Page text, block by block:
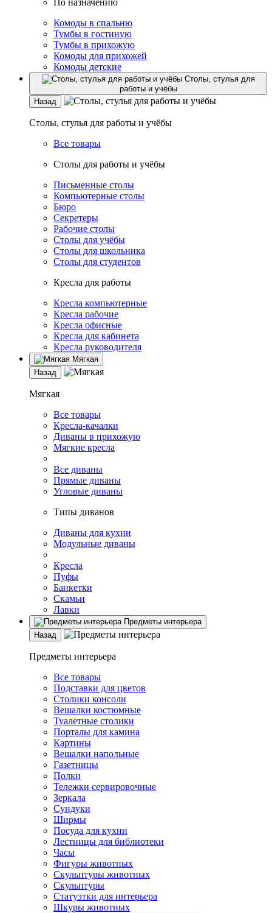
По назначению
Комоды в спальню
Тумбы в гостиную
Тумбы в прихожую
Комоды для прихожей
Комоды детские
Столы, стулья для
работы и учёбы
Назад
Столы, стулья для работы и учёбы
Все товары
Столы для работы и учёбы
Письменные столы
Компьютерные столы
Бюро
Секретеры
Рабочие столы
Столы для учёбы
Столы для школьника
Столы для студентов
Кресла для работы
Кресла компьютерные
Кресла рабочие
Кресла офисные
Кресла для кабинета
Кресла руководителя
Мягкая
Назад
Мягкая
Все товары
Кресла-качалки
Диваны в прихожую
Мягкие кресла
Все диваны
Прямые диваны
Угловые диваны
Типы диванов
Диваны для кухни
Модульные диваны
Кресла
Пуфы
Банкетки
Скамьи
Лавки
Предметы интерьера
Назад
Предметы интерьера
Все товары
Подставки для цветов
Столики консоли
Вешалки костюмные
Туалетные столики
Порталы для камина
Картины
Вешалки напольные
Газетницы
Полки
Тележки сервировочные
Зеркала
Сундуки
Ширмы
Посуда для кухни
Лестницы для библиотеки
Часы
Фигуры животных
Скульптуры животных
Скульптуры
Статуэтки для интерьера
Шкуры животных